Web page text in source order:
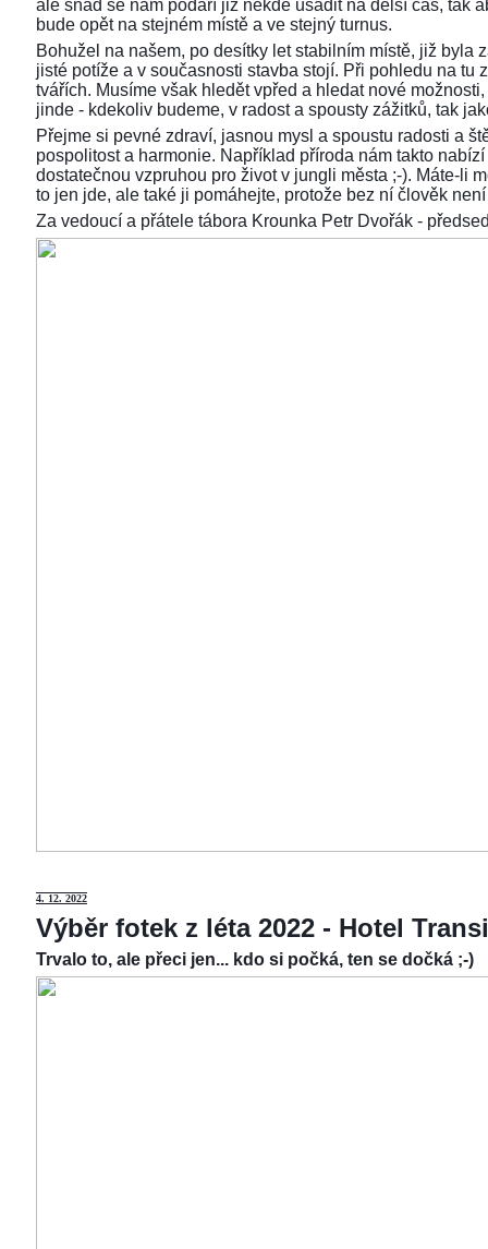
ale snad se nám podaří již někde usadit na delší čas, tak
bude opět na stejném místě a ve stejný turnus.
Bohužel na našem, po desítky let stabilním místě, již byla
jisté potíže a v současnosti stavba stojí. Při pohledu na tu
tvářích. Musíme však hledět vpřed a hledat nové
jinde - kdekoliv budeme, v radost a spousty zážitků, tak
Přejme si pevné zdraví, jasnou mysl a spoustu radosti a
pospolitost a harmonie. Například příroda nám takto
dostatečnou vzpruhou pro život v jungli města ;-). Máte-li
to jen jde, ale také ji pomáhejte, protože bez ní člověk
Za vedoucí a přátele tábora Krounka Petr Dvořák -
4. 12. 2022
Výběr fotek z léta 2022 - Hotel
Trvalo to, ale přeci jen... kdo si počká, ten se dočká ;-)